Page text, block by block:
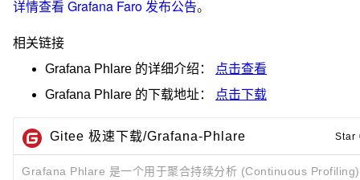
详情查看 Grafana Faro 发布公告。
相关链接
Grafana Phlare 的详细介绍：
点击查看
Grafana Phlare 的下载地址： 点击下载
Gitee 极速下载/Grafana-Phlare Star
Grafana Phlare 是一个用于聚合持续分析 (Continuous